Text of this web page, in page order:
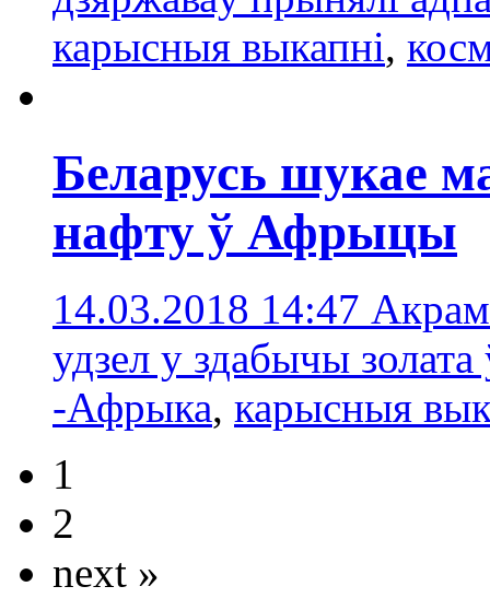
карысныя выкапні,
Беларусь шукае
нафту ў Афрыцы
14.03.2018 14:47
удзел у здабычы
-Афрыка, карысныя
1
2
next »